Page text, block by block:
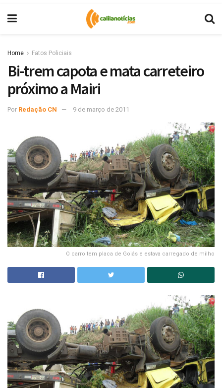
Home Fatos Policiais
Bi-trem capota e mata carreteiro
próximo a Mairi
Por Redação CN 9 de março de 2011
O carro tem placa de Goiás e estava carregado de milho